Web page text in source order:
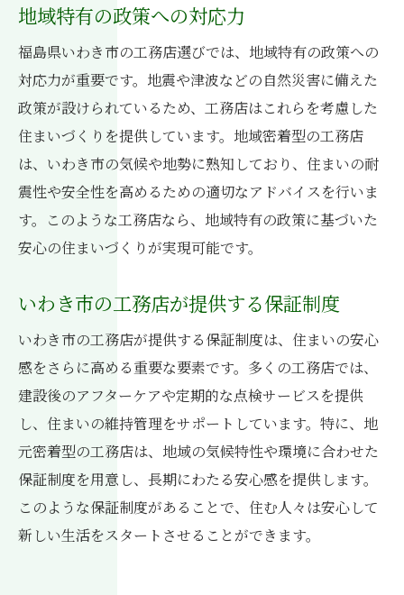
地域特有の政策への対応力
福島県いわき市の工務店選びでは、地域特有の政策への
対応力が重要です。地震や津波などの自然災害に備えた
政策が設けられているため、工務店はこれらを考慮した
住まいづくりを提供しています。地域密着型の工務店
は、いわき市の気候や地勢に熟知しており、住まいの耐
震性や安全性を高めるための適切なアドバイスを行いま
す。このような工務店なら、地域特有の政策に基づいた
安心の住まいづくりが実現可能です。
いわき市の工務店が提供する保証制度
いわき市の工務店が提供する保証制度は、住まいの安心
感をさらに高める重要な要素です。多くの工務店では、
建設後のアフターケアや定期的な点検サービスを提供
し、住まいの維持管理をサポートしています。特に、地
元密着型の工務店は、地域の気候特性や環境に合わせた
保証制度を用意し、長期にわたる安心感を提供します。
このような保証制度があることで、住む人々は安心して
新しい生活をスタートさせることができます。